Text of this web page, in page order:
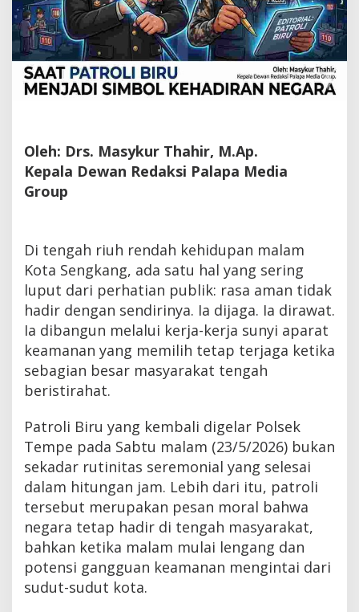
Oleh: Drs. Masykur Thahir, M.Ap.
Kepala Dewan Redaksi Palapa Media
Group
Di tengah riuh rendah kehidupan malam
Kota Sengkang, ada satu hal yang sering
luput dari perhatian publik: rasa aman tidak
hadir dengan sendirinya. Ia dijaga. Ia dirawat.
Ia dibangun melalui kerja-kerja sunyi aparat
keamanan yang memilih tetap terjaga ketika
sebagian besar masyarakat tengah
beristirahat.
Patroli Biru yang kembali digelar Polsek
Tempe pada Sabtu malam (23/5/2026) bukan
sekadar rutinitas seremonial yang selesai
dalam hitungan jam. Lebih dari itu, patroli
tersebut merupakan pesan moral bahwa
negara tetap hadir di tengah masyarakat,
bahkan ketika malam mulai lengang dan
potensi gangguan keamanan mengintai dari
sudut-sudut kota.